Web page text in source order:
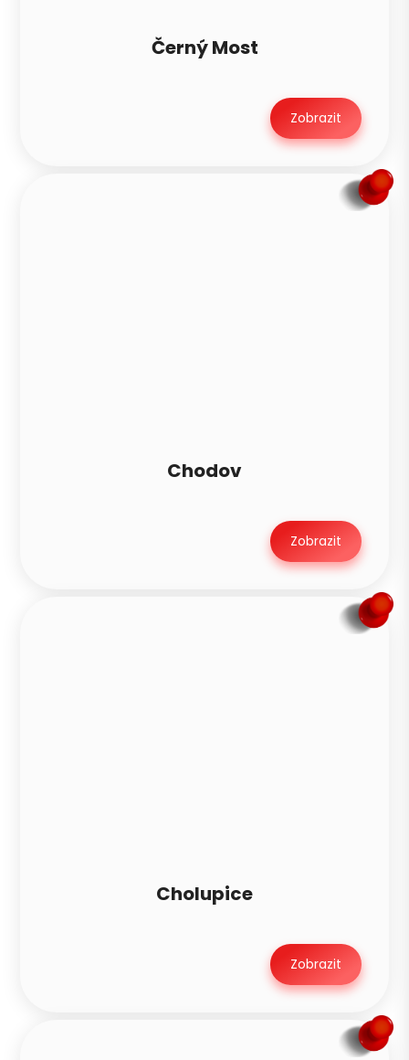
Černý Most
Zobrazit
Chodov
Zobrazit
Cholupice
Zobrazit